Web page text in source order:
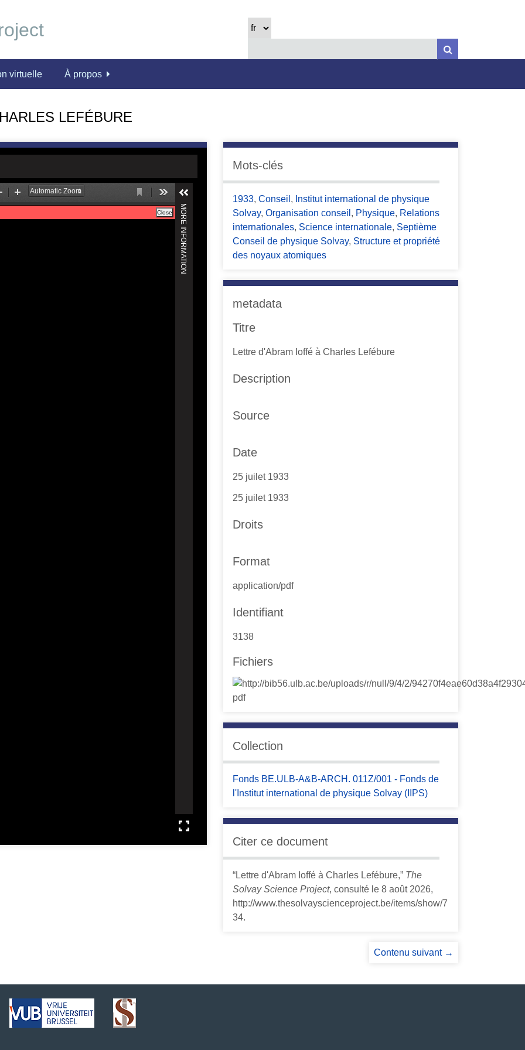
virtuelle À propos
LEFÉBURE
Mots-clés
1933,Conseil , Institut international de physique
Solvay,Organisation conseil , Physique, Relations
internationales, Science internationale, Septième
Conseil de physique Solvay, Structure et propriété
des noyaux atomiques
metadata
Titre
Lettre d'Abram Ioffé à Charles Lefébure
Description
Source
Date
25 juilet 1933
25 juilet 1933
Droits
Format
application/pdf
Identifiant
3138
Fichiers
Collection
Fonds BE.ULB-A&B-ARCH. 011Z/001 - Fonds de
l'Institut international de physique Solvay (IIPS)
Citer ce document
“Lettre d'Abram Ioffé à Charles Lefébure,” The
Solvay Science Project, consulté le 8 août 2026,
http://www.thesolvayscienceproject.be/items/show/7
34.
Contenu suivant →